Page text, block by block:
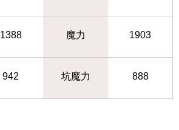
1388 魔力 1903
942 坑魔力 888